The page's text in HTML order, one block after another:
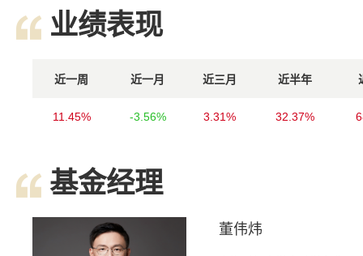
业绩表现
近一周 近一月 近三月 近半年
11.45% -3.56% 3.31% 32.37%
基金经理
董伟炜